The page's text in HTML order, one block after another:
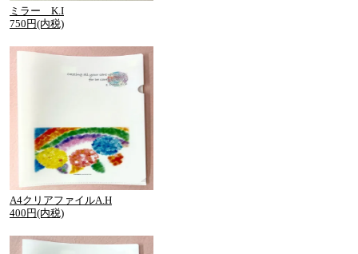
ミラー K.I
750円(内税)
A4クリアファイルA.H
400円(内税)